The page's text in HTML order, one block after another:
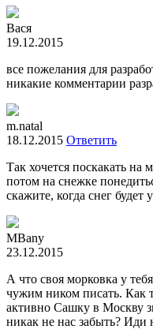
Вася
19.12.2015
все пожелания для
никакие комментарии
m.natal
18.12.2015 Ответить
Так хочется поскакать на
потом на снежке
скажите, когда снег будет
МBany
23.12.2015
А что своя морковка у
чужим ником писать. Как
активно Сашку в Москву
никак не нас забыть?